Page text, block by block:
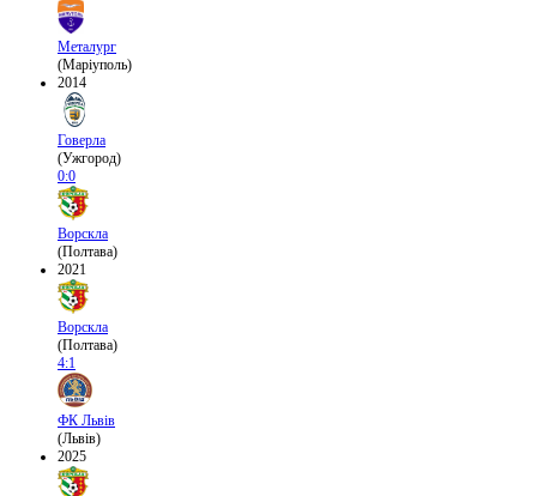
Металург
(Маріуполь)
2014
Говерла
(Ужгород)
0:0
Ворскла
(Полтава)
2021
Ворскла
(Полтава)
4:1
ФК Львів
(Львів)
2025